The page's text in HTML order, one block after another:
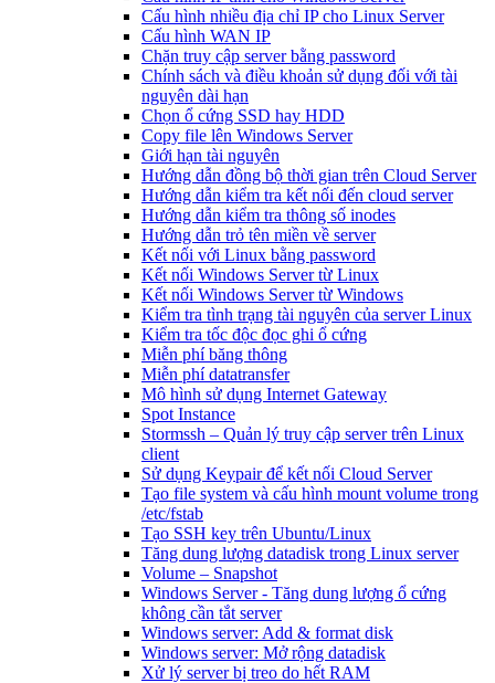
Cấu hình nhiều địa chỉ IP cho Linux Server
Cấu hình WAN IP
Chặn truy cập server bằng password
Chính sách và điều khoản sử dụng đối với tài
nguyên dài hạn
Chọn ổ cứng SSD hay HDD
Copy file lên Windows Server
Giới hạn tài nguyên
Hướng dẫn đồng bộ thời gian trên Cloud Server
Hướng dẫn kiểm tra kết nối đến cloud server
Hướng dẫn kiểm tra thông số inodes
Hướng dẫn trỏ tên miền về server
Kết nối với Linux bằng password
Kết nối Windows Server từ Linux
Kết nối Windows Server từ Windows
Kiểm tra tình trạng tài nguyên của server Linux
Kiểm tra tốc độc đọc ghi ổ cứng
Miễn phí băng thông
Miễn phí datatransfer
Mô hình sử dụng Internet Gateway
Spot Instance
Stormssh – Quản lý truy cập server trên Linux
client
Sử dụng Keypair để kết nối Cloud Server
Tạo file system và cấu hình mount volume trong
/etc/fstab
Tạo SSH key trên Ubuntu/Linux
Tăng dung lượng datadisk trong Linux server
Volume – Snapshot
Windows Server - Tăng dung lượng ổ cứng
không cần tắt server
Windows server: Add & format disk
Windows server: Mở rộng datadisk
Xử lý server bị treo do hết RAM